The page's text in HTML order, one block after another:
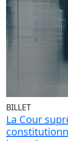
BILLET
La Cour